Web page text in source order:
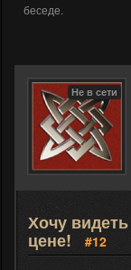
беседе.
Не в сети
Хочу
цене!
#12